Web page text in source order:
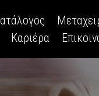
Καριέρα